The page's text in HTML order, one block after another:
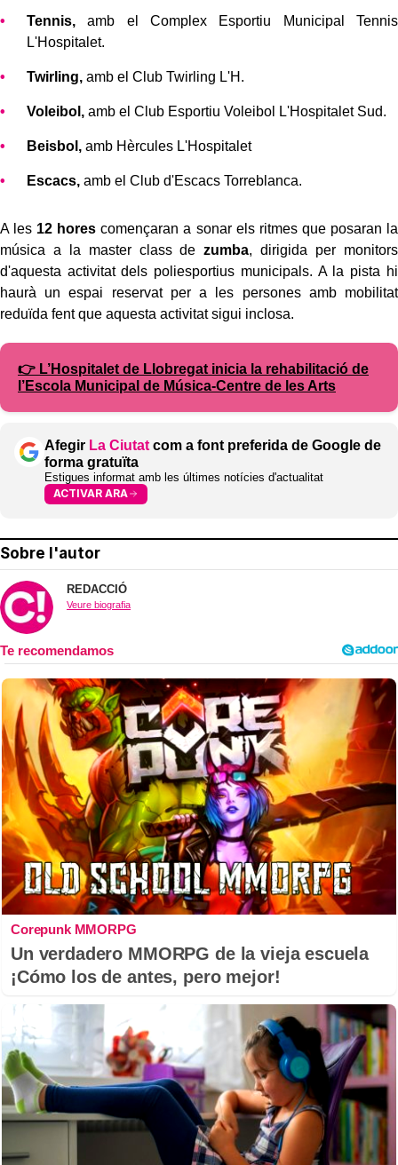
Tennis, amb el Complex Esportiu Municipal Tennis
L'Hospitalet.
Twirling, amb el Club Twirling L'H.
Voleibol, amb el Club Esportiu Voleibol L'Hospitalet Sud.
Beisbol, amb Hèrcules L'Hospitalet
Escacs, amb el Club d'Escacs Torreblanca.
A les 12 hores començaran a sonar els ritmes que posaran la
música a la master class dezumba, dirigida per monitors
d'aquesta activitat dels poliesportius municipals. A la pista hi
haurà un espai reservat per a les persones amb mobilitat
reduïda fent que aquesta activitat sigui inclosa.
👉 L’Hospitalet de Llobregat inicia la rehabilitació de
l’Escola Municipal de Música-Centre de les Arts
Afegir La Ciutat com a font preferida de Google de
forma gratuïta
Estigues informat amb les últimes notícies d'actualitat
ACTIVAR ARA
Sobre l'autor
REDACCIÓ
Veure biografia
Corepunk MMORPG
Un verdadero MMORPG de la vieja escuela
¡Cómo los de antes, pero mejor!